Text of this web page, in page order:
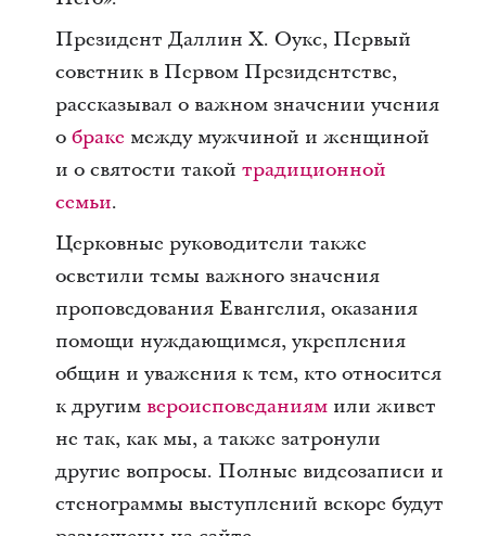
Президент Даллин Х. Оукс, Первый
советник в Первом Президентстве,
рассказывал о важном значении учения
о браке между мужчиной и женщиной
и о святости такой традиционной
семьи.
Церковные руководители также
осветили темы важного значения
проповедования Евангелия, оказания
помощи нуждающимся, укрепления
общин и уважения к тем, кто относится
к другим вероисповеданиямили живет
не так, как мы, а также затронули
другие вопросы. Полные видеозаписи и
стенограммы выступлений вскоре будут